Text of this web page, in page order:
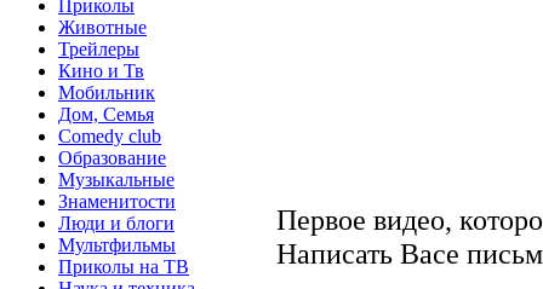
Приколы
Животные
Трейлеры
Кино и Тв
Мобильник
Дом, Семья
Comedy club
Образование
Музыкальные
Знаменитости
Люди и блоги
Мультфильмы
Приколы на ТВ
Первое видео,
Написать Васе